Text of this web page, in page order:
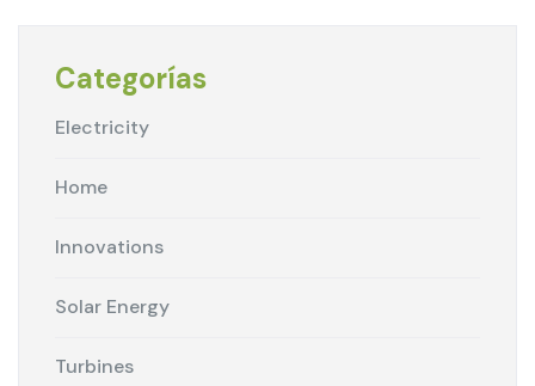
Categorías
Electricity
Home
Innovations
Solar Energy
Turbines